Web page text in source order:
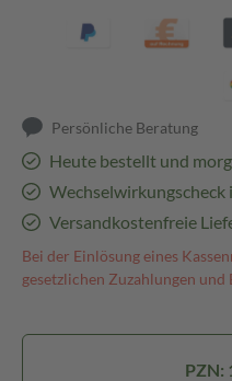
Persönliche Beratung
Heute bestellt und
Wechselwirkungscheck
Versandkostenfreie
Bei der Einlösung eines
gesetzlichen Zuzahlungen und
PZN: